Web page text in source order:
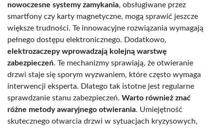
nowoczesne systemy zamykania, obsługiwane przez
smartfony czy karty magnetyczne, mogą sprawić jeszcze
większe trudności. Te innowacyjne rozwiązania wymagają
pełnego dostępu elektronicznego. Dodatkowo,
elektrozaczepy wprowadzają kolejną warstwę
zabezpieczeń. Te mechanizmy sprawiają, że otwieranie
drzwi staje się sporym wyzwaniem, które często wymaga
interwencji eksperta. Dlatego tak istotne jest regularne
sprawdzanie stanu zabezpieczeń. Warto również znać
różne metody awaryjnego otwierania. Umiejętność
skutecznego otwarcia drzwi w sytuacjach kryzysowych,